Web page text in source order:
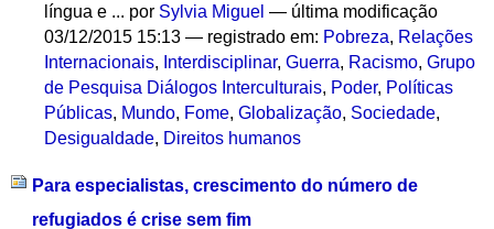
língua e ... por Sylvia Miguel — última modificação
03/12/2015 15:13— registrado em: Pobreza, Relações
Internacionais, Interdisciplinar,Guerra, Racismo,Grupo
de Pesquisa Diálogos Interculturais, Poder, Políticas
Públicas, Mundo, Fome,Globalização, Sociedade,
Desigualdade, Direitos humanos
Para especialistas, crescimento do número de
refugiados é crise sem fim